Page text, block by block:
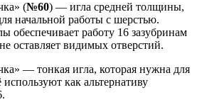
(№60) — игла средней толщины,
начальной работы с шерстью.
обеспечивает работу 16 зазубринам
оставляет видимых отверстий.
— тонкая игла, которая нужна для
как альтернативу